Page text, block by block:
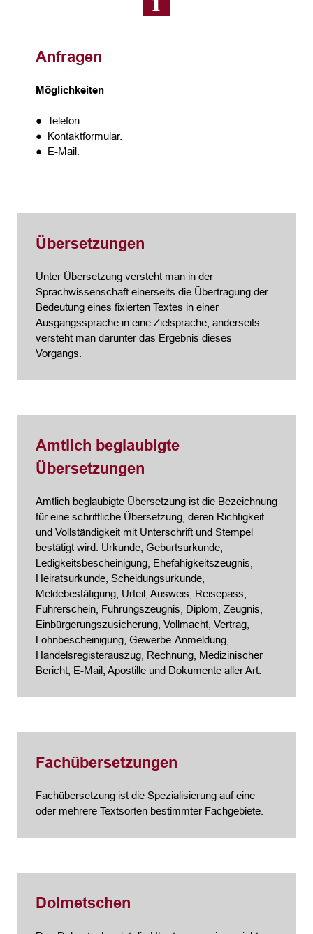
Anfragen
Möglichkeiten
● Telefon.
● Kontaktformular.
● E-Mail.
Übersetzungen
Unter Übersetzung versteht man in der
Sprachwissenschaft einerseits die Übertragung der
Bedeutung eines fixierten Textes in einer
Ausgangssprache in eine Zielsprache; anderseits
versteht man darunter das Ergebnis dieses
Vorgangs.
Amtlich beglaubigte
Übersetzungen
Amtlich beglaubigte Übersetzung ist die Bezeichnung
für eine schriftliche Übersetzung, deren Richtigkeit
und Vollständigkeit mit Unterschrift und Stempel
bestätigt wird. Urkunde, Geburtsurkunde,
Ledigkeitsbescheinigung, Ehefähigkeitszeugnis,
Heiratsurkunde, Scheidungsurkunde,
Meldebestätigung, Urteil, Ausweis, Reisepass,
Führerschein, Führungszeugnis, Diplom, Zeugnis,
Einbürgerungszusicherung, Vollmacht, Vertrag,
Lohnbescheinigung, Gewerbe-Anmeldung,
Handelsregisterauszug, Rechnung, Medizinischer
Bericht, E-Mail, Apostille und Dokumente aller Art.
Fachübersetzungen
Fachübersetzung ist die Spezialisierung auf eine
oder mehrere Textsorten bestimmter Fachgebiete.
Dolmetschen